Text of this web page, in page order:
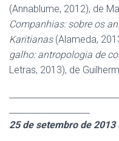
(Annablume, 2012), de
Companhias: sobre os
Karitianas(Alameda,
galho: antropologia de
Letras, 2013), de
25 de setembro de